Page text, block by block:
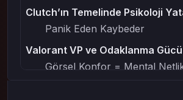
Clutch’ın Temelinde Psikoloji
Panik Eden Kaybeder
Valorant VP ve Odaklanma Gücü
Görsel Konfor = Mental